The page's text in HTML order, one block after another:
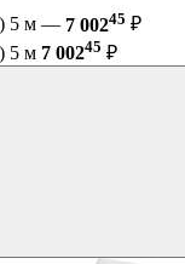
5 м — 7 00245 ₽
5 м 7 00245 ₽